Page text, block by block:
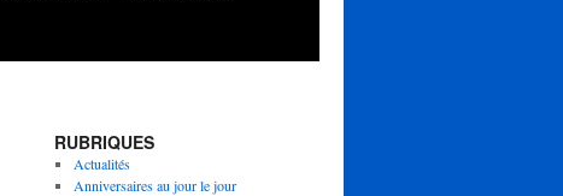
RUBRIQUES
Actualités
Anniversaires au jour le jour